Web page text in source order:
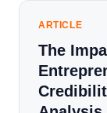
ARTICLE
The